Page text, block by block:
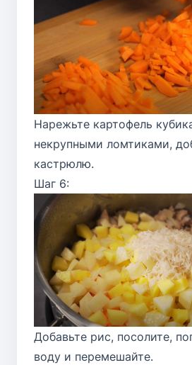
Нарежьте картофель
некрупными ломтиками,
кастрюлю.
Шаг 6:
Добавьте рис, посолите,
воду и перемешайте.